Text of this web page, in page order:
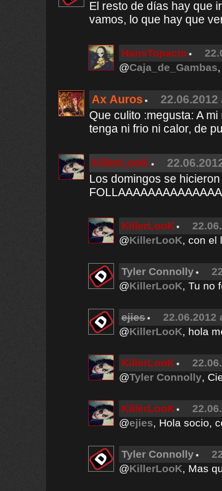
El resto de días hay que
vamos, lo que hay que
HansTopacio
@Caja_de_Gambas
Ax Auros
Que culito :megusta: A
tenga ni frio ni calor, de
KillerLooK
Los domingos se
KillerLooK
@KillerLooK, con el
Tyler Connolly
@KillerLooK, Tu no
ejies
22.06.2012
@KillerLooK, hola
KillerLooK
@Tyler Connolly,
KillerLooK
@ejies, Hola socio,
Tyler Connolly
@KillerLooK, Mas